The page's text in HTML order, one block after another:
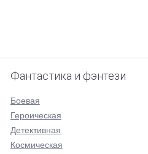
Фантастика и фэнтези
Боевая
Героическая
Детективная
Космическая